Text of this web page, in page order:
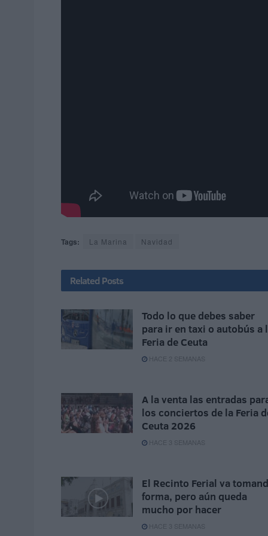
Tags: La Marina Navidad
Related Posts
Todo lo que debes saber
para ir en taxi o autobús a
Feria de Ceuta
HACE 2 SEMANAS
A la venta las entradas
los conciertos de la Feria
Ceuta 2026
HACE 3 SEMANAS
El Recinto Ferial va
forma, pero aún queda
mucho por hacer
HACE 3 SEMANAS